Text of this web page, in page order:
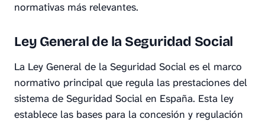
normativas más relevantes.
Ley General de la Seguridad Social
La Ley General de la Seguridad Social es el marco
normativo principal que regula las prestaciones del
sistema de Seguridad Social en España. Esta ley
establece las bases para la concesión y regulación